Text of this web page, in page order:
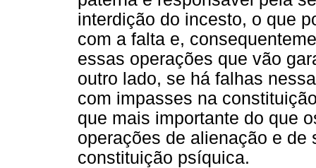
interdição do incesto, o que
com a falta e,
essas operações que vão
outro lado, se há falhas
com impasses na
que mais importante do que
operações de alienação e de
constituição psíquica.